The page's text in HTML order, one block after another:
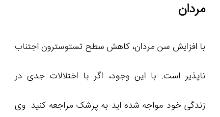
مردان
با افزایش سن مردان، کاهش سطح تستوسترون اجتناب
ناپذیر است. با این وجود، اگر با اختلالات جدی در
زندگی خود مواجه شده اید به پزشک مراجعه کنید. وی